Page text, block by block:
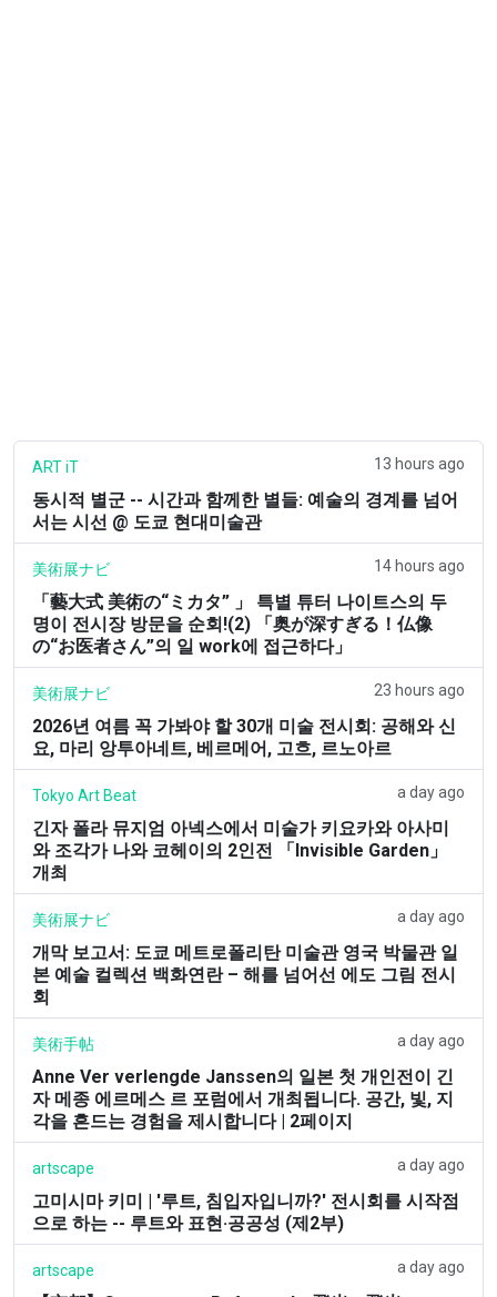
ART iT 13 hours ago
동시적 별군 -- 시간과 함께한 별들: 예술의 경계를 넘어
서는 시선 @ 도쿄 현대미술관
美術展ナビ 14 hours ago
「藝大式 美術の“ミカタ” 」 특별 튜터 나이트스의 두
명이 전시장 방문을 순회!(2) 「奥が深すぎる！仏像
の“お医者さん”의 일 work에 접근하다」
美術展ナビ 23 hours ago
2026년 여름 꼭 가봐야 할 30개 미술 전시회: 공해와 신
요, 마리 앙투아네트, 베르메어, 고흐, 르노아르
Tokyo Art Beat a day ago
긴자 폴라 뮤지엄 아넥스에서 미술가 키요카와 아사미
와 조각가 나와 코헤이의 2인전 「Invisible Garden」
개최
美術展ナビ a day ago
개막 보고서: 도쿄 메트로폴리탄 미술관 영국 박물관 일
본 예술 컬렉션 백화연란 – 해를 넘어선 에도 그림 전시
회
美術手帖 a day ago
Anne Ver verlengde Janssen의 일본 첫 개인전이 긴
자 메종 에르메스 르 포럼에서 개최됩니다. 공간, 빛, 지
각을 흔드는 경험을 제시합니다 | 2페이지
artscape a day ago
고미시마 키미 | '루트, 침입자입니까?' 전시회를 시작점
으로 하는 -- 루트와 표현·공공성 (제2부)
artscape a day ago